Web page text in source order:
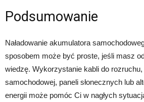
Podsumowanie
Naładowanie akumulatora
sposobem może być proste, jeśli masz
wiedzę. Wykorzystanie kabli do rozruchu,
samochodowej, paneli słonecznych lub
energii może pomóc Ci w nagłych